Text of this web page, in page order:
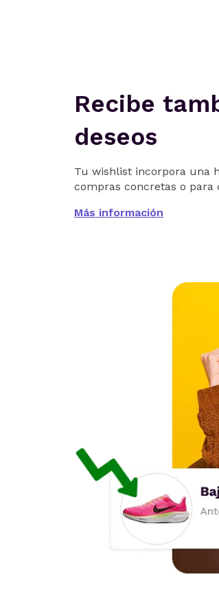
Recibe
deseos
Tu wishlist incorpora una
compras concretas o para
Más información